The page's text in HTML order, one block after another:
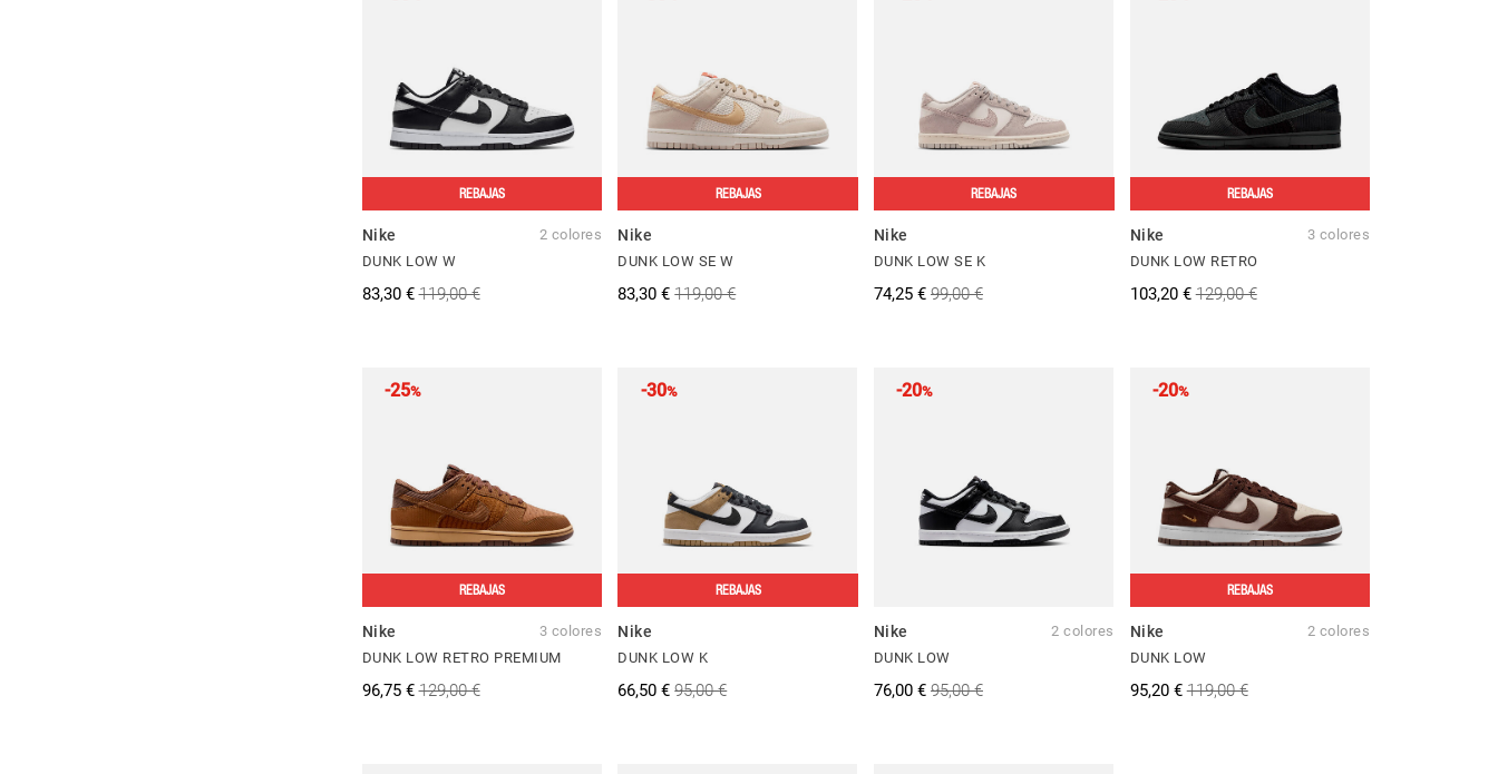
REBAJAS
Nike
2 colores
DUNK LOW W
83,30 € 119,00 €
REBAJAS
Nike
DUNK LOW SE W
83,30 € 119,00 €
REBAJAS
Nike
DUNK LOW SE K
74,25 € 99,00 €
REBAJAS
Nike
3 colores
DUNK LOW RETRO
103,20 € 129,00 €
-25%
REBAJAS
Nike
3 colores
DUNK LOW RETRO PREMIUM
96,75 € 129,00 €
-30%
REBAJAS
Nike
DUNK LOW K
66,50 € 95,00 €
-20%
Nike
2 colores
DUNK LOW
76,00 € 95,00 €
-20%
REBAJAS
Nike
2 colores
DUNK LOW
95,20 € 119,00 €